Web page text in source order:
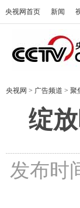
央视网首页 新闻
央视网 > 广告频道 > 聚
绽
发布时